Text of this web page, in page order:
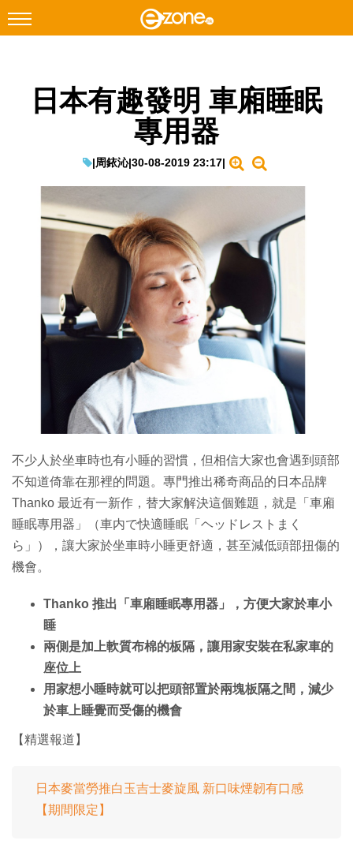
Facebook Instagram
遊戲動漫
教學評測
生成式AI與雲端應用
Enterprise Digital Transformation
日本有趣發明 車廂睡眠
專用器
|周銥沁|30-08-2019 23:17|
不少人於坐車時也有小睡的習慣，但相信大家也會遇到頭部
不知道倚靠在那裡的問題。專門推出稀奇商品的日本品牌
Thanko 最近有一新作，替大家解決這個難題，就是「車廂
睡眠專用器」（車内で快適睡眠「ヘッドレストまく
ら」），讓大家於坐車時小睡更舒適，甚至減低頭部扭傷的
機會。
Thanko 推出「車廂睡眠專用器」，方便大家於車小
睡
兩側是加上軟質布棉的板隔，讓用家安裝在私家車的
座位上
用家想小睡時就可以把頭部置於兩塊板隔之間，減少
於車上睡覺而受傷的機會
【精選報道】
日本麥當勞推白玉吉士麥旋風 新口味煙韌有口感
【期間限定】